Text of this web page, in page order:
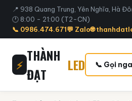
📍 938 Quang Trung, Yên Nghĩa, Hà
🕐 8:00 - 21:00 (T2-CN)
📞 0986.474.671💬 Zalo🌐
⚡
THÀNH
ĐẠT
LED 📞 Gọi